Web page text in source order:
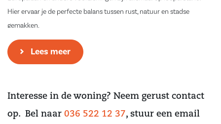
Hier ervaar je de perfecte balans tussen rust, natuur en stadse
gemakken.
* Let op! Deze woning wordt aangeboden middels een bieden vanaf
prijs. **
Bij binnenkomst komt u in de ruime entree/hal, die toegang biedt tot
de badkamer, twee comfortabele slaapkamers en de sfeervolle
Lees meer
Interesse in de woning? Neem gerust contact
op. Bel naar 036 522 12 37, stuur een email